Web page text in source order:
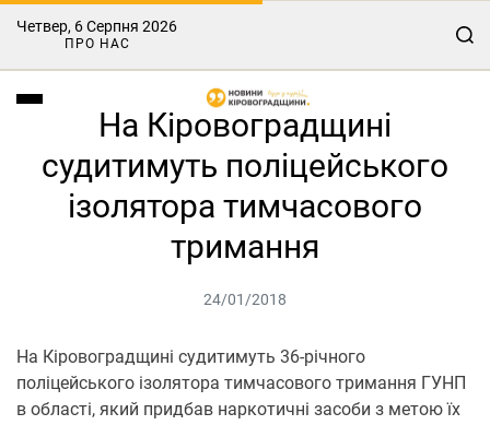
Четвер, 6 Серпня 2026
ПРО НАС
На Кіровоградщині
судитимуть поліцейського
ізолятора тимчасового
тримання
24/01/2018
На Кіровоградщині судитимуть 36-річного
поліцейського ізолятора тимчасового тримання ГУНП
в області, який придбав наркотичні засоби з метою їх